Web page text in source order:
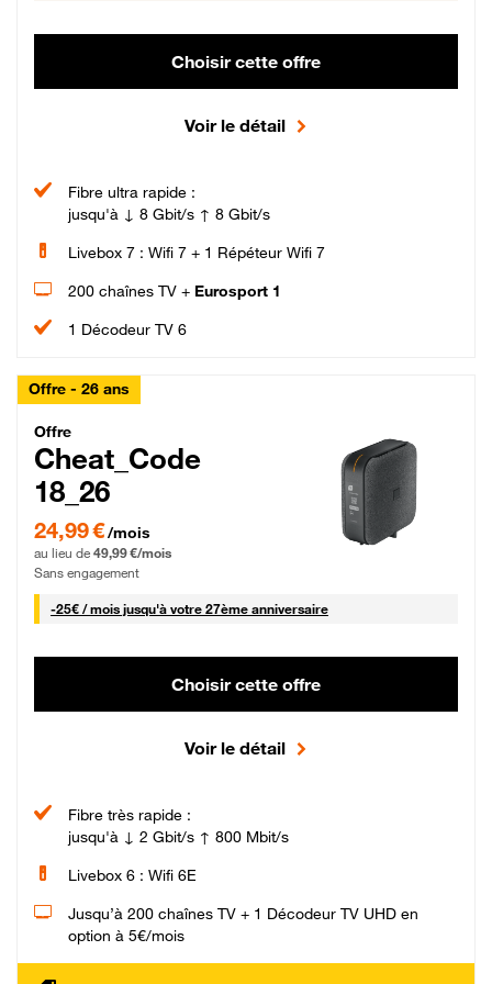
Choisir cette offre
Voir le détail
Fibre ultra rapide :
jusqu'à ↓ 8 Gbit/s ↑ 8 Gbit/s
Livebox 7 : Wifi 7 + 1 Répéteur Wifi 7
200 chaînes TV + Eurosport 1
1 Décodeur TV 6
Offre - 26 ans
Cheat_Code Fibre_18_26
Offre
Cheat_Code
18_26
24,99 € par mois pendant 0 mois puis 49,99 € par mois, Sans engagement
24,99 €/mois
au lieu de 49,99 €/mois
Sans engagement
-25€ / mois25 € par mois
jusqu'à votre 27ème anniversaire
Choisir cette offre
Voir le détail
Fibre très rapide :
jusqu'à ↓ 2 Gbit/s ↑ 800 Mbit/s
Livebox 6 : Wifi 6E
Jusqu’à 200 chaînes TV + 1 Décodeur TV UHD en
option à 5€/mois